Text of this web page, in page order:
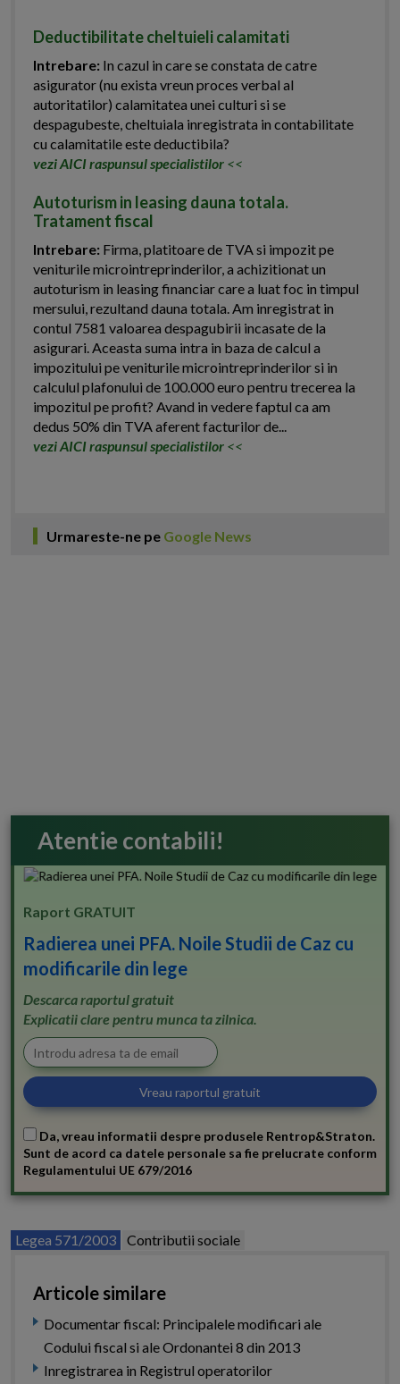
Deductibilitate cheltuieli calamitati
Intrebare: In cazul in care se constata de catre
asigurator (nu exista vreun proces verbal al
autoritatilor) calamitatea unei culturi si se
despagubeste, cheltuiala inregistrata in contabilitate
cu calamitatile este deductibila?
vezi AICI raspunsul specialistilor <<
Autoturism in leasing dauna totala.
Tratament fiscal
Intrebare: Firma, platitoare de TVA si impozit pe
veniturile microintreprinderilor, a achizitionat un
autoturism in leasing financiar care a luat foc in timpul
mersului, rezultand dauna totala. Am inregistrat in
contul 7581 valoarea despagubirii incasate de la
asigurari. Aceasta suma intra in baza de calcul a
impozitului pe veniturile microintreprinderilor si in
calculul plafonului de 100.000 euro pentru trecerea la
impozitul pe profit? Avand in vedere faptul ca am
dedus 50% din TVA aferent facturilor de...
vezi AICI raspunsul specialistilor <<
Urmareste-ne pe Google News
Atentie contabili!
Raport GRATUIT
Radierea unei PFA. Noile Studii de Caz cu
modificarile din lege
Descarca raportul gratuit
Explicatii clare pentru munca ta zilnica.
Da, vreau informatii despre produsele Rentrop&Straton.
Sunt de acord ca datele personale sa fie prelucrate conform
Regulamentului UE 679/2016
Legea 571/2003 Contributii sociale
Articole similare
Documentar fiscal: Principalele modificari ale
Codului fiscal si ale Ordonantei 8 din 2013
Inregistrarea in Registrul operatorilor